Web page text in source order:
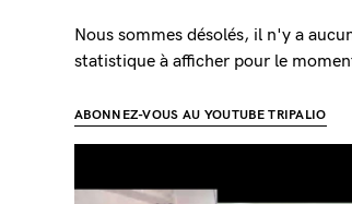
Nous sommes désolés, il n'y a
statistique à afficher pour le
ABONNEZ-VOUS AU YOUTUBE TRIPALIO